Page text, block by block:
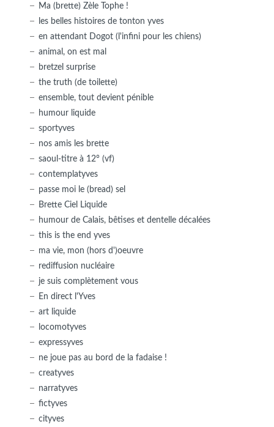
Ma (brette) Zèle Tophe !
les belles histoires de tonton yves
en attendant Dogot (l'infini pour les chiens)
animal, on est mal
bretzel surprise
the truth (de toilette)
ensemble, tout devient pénible
humour liquide
sportyves
nos amis les brette
saoul-titre à 12° (vf)
contemplatyves
passe moi le (bread) sel
Brette Ciel Liquide
humour de Calais, bêtises et dentelle décalées
this is the end yves
ma vie, mon (hors d')oeuvre
rediffusion nucléaire
je suis complètement vous
En direct l'Yves
art liquide
locomotyves
expressyves
ne joue pas au bord de la fadaise !
creatyves
narratyves
fictyves
cityves